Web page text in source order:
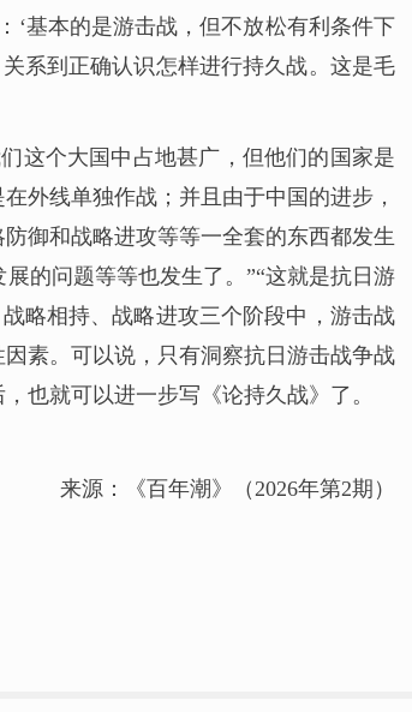
‘基本的是游击战，但不放松有利条件下
系到正确认识怎样进行持久战。这是毛
这个大国中占地甚广，但他们的国家是
外线单独作战；并且由于中国的进步，
御和战略进攻等等一全套的东西都发生
的问题等等也发生了。”“这就是抗日游
略相持、战略进攻三个阶段中，游击战
素。可以说，只有洞察抗日游击战争战
也就可以进一步写《论持久战》了。
来源：《百年潮》（2026年第2期）